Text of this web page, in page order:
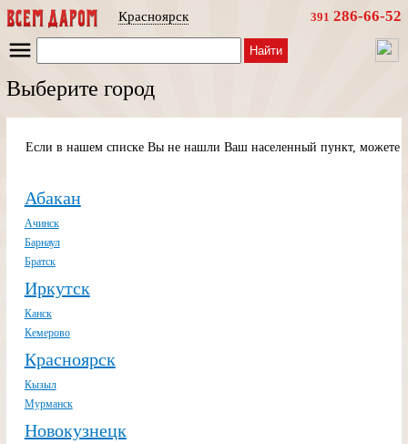
Красноярск 391 286-66-52
Найти
Выберите город
Если в нашем списке Вы не нашли Ваш населенный пункт, можете
Абакан
Ачинск
Барнаул
Братск
Иркутск
Канск
Кемерово
Красноярск
Кызыл
Мурманск
Новокузнецк